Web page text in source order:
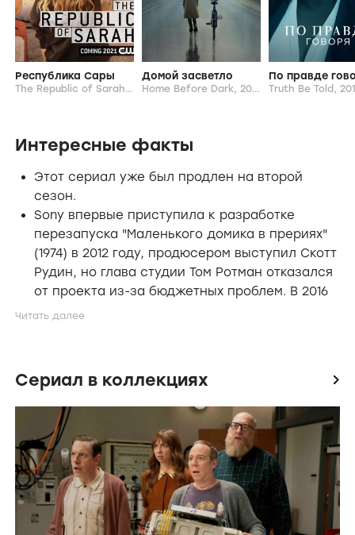
Республика Сары
The Republic of Sarah,2021-...
Домой засветло
Home Before Dark, 2020-...
По правде
Truth Be Told,
Интересные факты
Этот сериал уже был продлен на второй
сезон.
Sony впервые приступила к разработке
перезапуска "Маленького домика в прериях"
(1974) в 2012 году, продюсером выступил Скотт
Рудин, но глава студии Том Ротман отказался
от проекта из-за бюджетных проблем. В 2016
году Paramount взялась за проект,
окончательно утвердил сериал в 2025 году.
Продюсером сериала является Трип
Френдли, чей отец Эд Френдли снял
оригинальный фильм "Маленький домик в
прериях" (1974).
Сериал в коллекциях icon